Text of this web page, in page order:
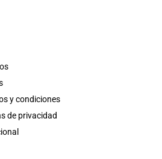
y condiciones
de privacidad